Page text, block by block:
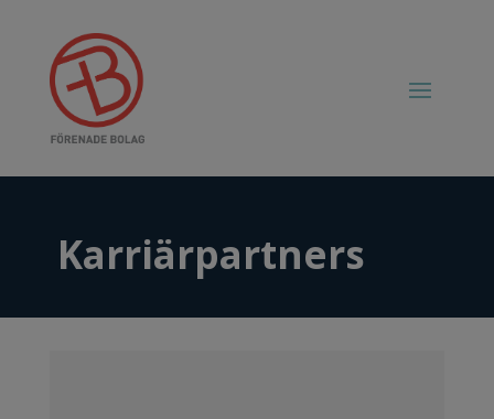
Karriärpartners